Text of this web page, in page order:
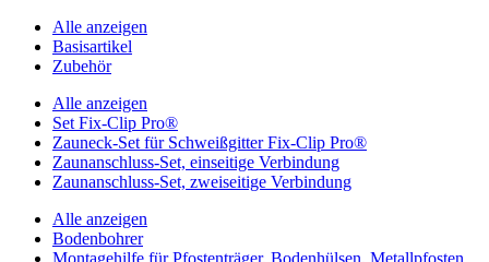
Alle anzeigen
Basisartikel
Zubehör
Alle anzeigen
Set Fix-Clip Pro®
Zauneck-Set für Schweißgitter Fix-Clip Pro®
Zaunanschluss-Set, einseitige Verbindung
Zaunanschluss-Set, zweiseitige Verbindung
Alle anzeigen
Bodenbohrer
Montagehilfe für Pfostenträger, Bodenhülsen, Metallpfosten